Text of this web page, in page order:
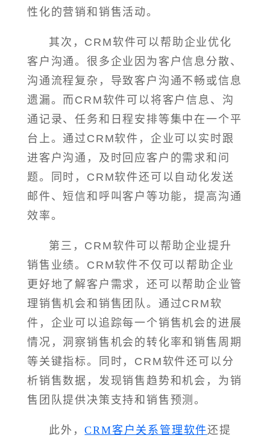
性化的营销和销售活动。
其次，CRM软件可以帮助企业优化
客户沟通。很多企业因为客户信息分散、
沟通流程复杂，导致客户沟通不畅或信息
遗漏。而CRM软件可以将客户信息、沟
通记录、任务和日程安排等集中在一个平
台上。通过CRM软件，企业可以实时跟
进客户沟通，及时回应客户的需求和问
题。同时，CRM软件还可以自动化发送
邮件、短信和呼叫客户等功能，提高沟通
效率。
第三，CRM软件可以帮助企业提升
销售业绩。CRM软件不仅可以帮助企业
更好地了解客户需求，还可以帮助企业管
理销售机会和销售团队。通过CRM软
件，企业可以追踪每一个销售机会的进展
情况，洞察销售机会的转化率和销售周期
等关键指标。同时，CRM软件还可以分
析销售数据，发现销售趋势和机会，为销
售团队提供决策支持和销售预测。
此外，CRM客户关系管理软件还提